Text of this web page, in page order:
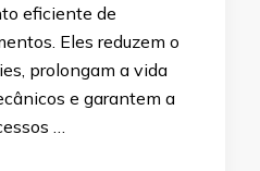
eficiente de
Eles reduzem o
prolongam a vida
e garantem a
…